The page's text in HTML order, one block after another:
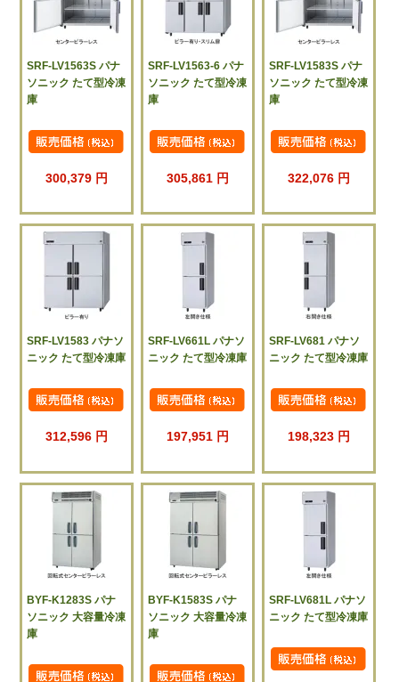
SRF-LV1563S パナ
ソニック たて型冷凍
庫
300,379 円
SRF-LV1563-6 パナ
ソニック たて型冷凍
庫
305,861 円
SRF-LV1583S パナ
ソニック たて型冷凍
庫
322,076 円
SRF-LV1583 パナソ
ニック たて型冷凍庫
312,596 円
SRF-LV661L パナソ
ニック たて型冷凍庫
197,951 円
SRF-LV681 パナソ
ニック たて型冷凍庫
198,323 円
BYF-K1283S パナ
ソニック 大容量冷凍
庫
BYF-K1583S パナ
ソニック 大容量冷凍
庫
SRF-LV681L パナソ
ニック たて型冷凍庫